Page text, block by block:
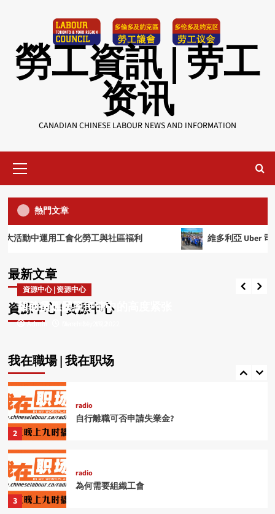
勞工資訊 | 劳工
资讯
CANADIAN CHINESE LABOUR NEWS AND INFORMATION
Menu
熱門文章
用工會化勞工與社區福利 維多利亞 Uber 司機達成集
最新文章
機場安檢人員透過仲裁取得加薪和福利
Admin
資源中心 | 资源中心
資源中心 | 资源中心
如何留住员工
Admin
資源中心 | 资源中心
帮助员工摆脱疫情中的高度紧张
Admin
我在職場 | 我在职场
4
USW工會幫助會員對抗欺壓
5
工作場所遭遇騷擾怎麼辦?
2
3
radio
為何需要組織工會
4
radio
USW工會幫助會員對抗欺壓